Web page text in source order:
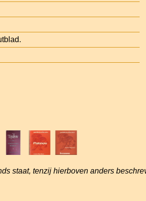
staat, tenzij hierboven anders